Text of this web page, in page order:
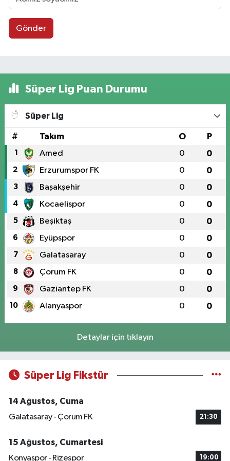
Gönder
Süper Lig Puan Durumu
Süper Lig
# Takım O P
1 Amed 0 0
2 Erzurumspor FK 0 0
3 Başakşehir 0 0
4 Kocaelispor 0 0
5 Beşiktaş 0 0
6 Eyüpspor 0 0
7 Galatasaray 0 0
8 Çorum FK 0 0
9 Gaziantep FK 0 0
10 Alanyaspor 0 0
Detaylar için tıklayın
Süper Lig Fikstür
14 Ağustos, Cuma
Galatasaray - Çorum FK
21:30
15 Ağustos, Cumartesi
Konyaspor - Rizespor
19:00